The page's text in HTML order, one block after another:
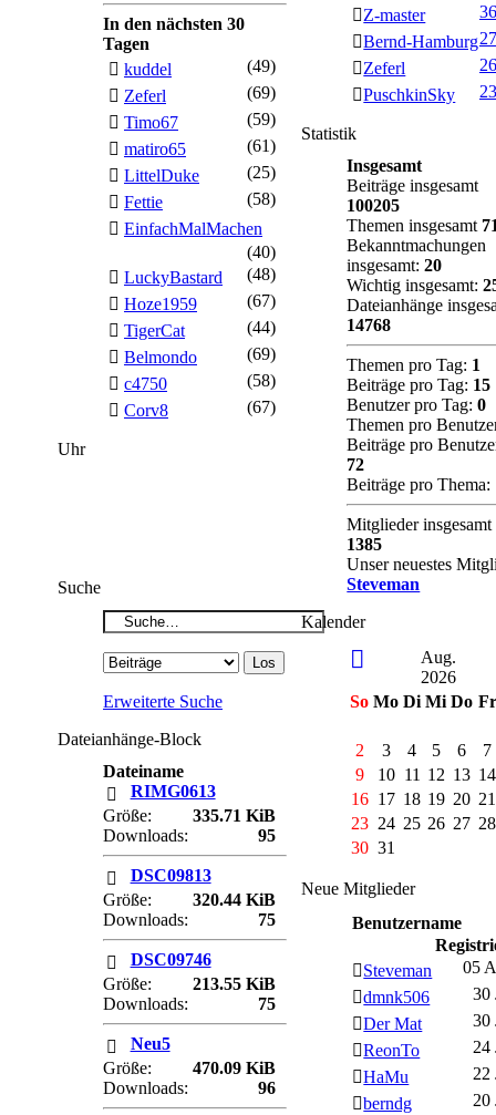
In den nächsten 30
Tagen
kuddel
(49)
Zeferl
(69)
Timo67
(59)
matiro65
(61)
LittelDuke
(25)
Fettie
(58)
EinfachMalMachen
(40)
LuckyBastard
(48)
Hoze1959
(67)
TigerCat
(44)
Belmondo
(69)
c4750
(58)
Corv8
(67)
Uhr
Suche
Erweiterte Suche
Dateianhänge-Block
Dateiname
RIMG0613
Größe:
335.71 KiB
Downloads:
95
DSC09813
Größe:
320.44 KiB
Downloads:
75
DSC09746
Größe:
213.55 KiB
Downloads:
75
Neu5
Größe:
470.09 KiB
Downloads:
96
Z-master
Bernd-Hamburg
Zeferl
PuschkinSky
Statistik
Insgesamt
Beiträge insgesamt
100205
Themen insgesamt
Bekanntmachungen
insgesamt:20
Wichtig insgesamt:
Dateianhänge
14768
Themen pro Tag: 1
Beiträge pro Tag: 15
Benutzer pro Tag:0
Themen pro
Beiträge pro
72
Beiträge pro Thema:
Mitglieder insgesamt
1385
Unser neuestes
Steveman
Kalender
Aug.
2026
So Mo Di Mi Do Fr
2 3 4 5 6
7
9
10 11 12 13 14
16 17 18 19 20 21
23 24 25 26 27 28
30 31
Neue Mitglieder
Benutzername
Steveman
05
dmnk506
30
Der Mat
30
ReonTo
24
HaMu
22
berndg
20